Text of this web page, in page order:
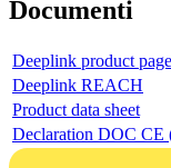
Documenti
Deeplink product page
Deeplink REACH
Product data sheet
Declaration DOC CE